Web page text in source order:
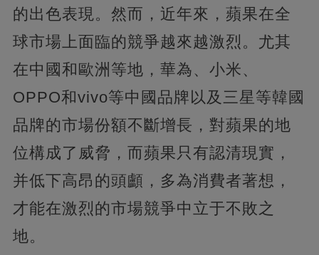
的出色表現。然而，近年來，蘋果在全
球市場上面臨的競爭越來越激烈。尤其
在中國和歐洲等地，華為、小米、
OPPO和vivo等中國品牌以及三星等韓國
品牌的市場份額不斷增長，對蘋果的地
位構成了威脅，而蘋果只有認清現實，
并低下高昂的頭顱，多為消費者著想，
才能在激烈的市場競爭中立于不敗之
地。